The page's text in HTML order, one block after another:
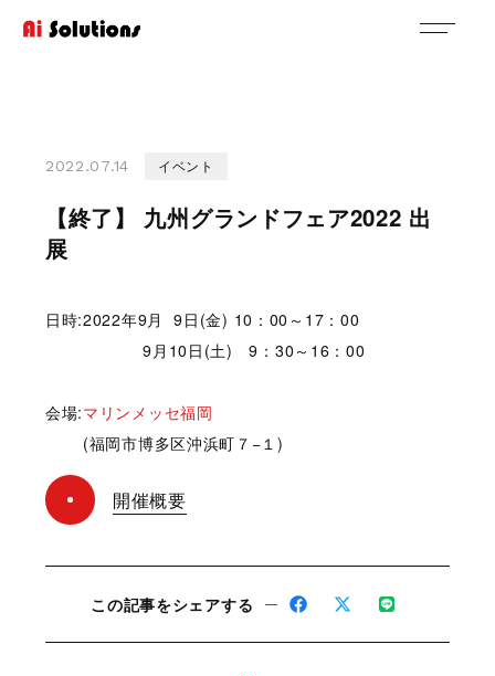
2022.07.14 イベント
【終了】 九州グランドフェア2022 出
展
日時:2022年9月 9日(金) 10：00～17：00
9月10日(土) 9：30～16：00
会場:マリンメッセ福岡
(福岡市博多区沖浜町７−１)
開催概要
この記事をシェアする